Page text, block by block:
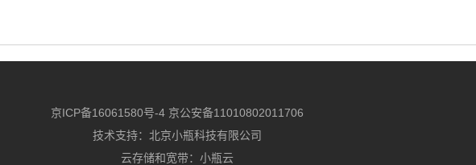
京ICP备16061580号-4 京公安备11010802011706
技术支持： 北京小瓶科技有限公司
云存储和宽带： 小瓶云